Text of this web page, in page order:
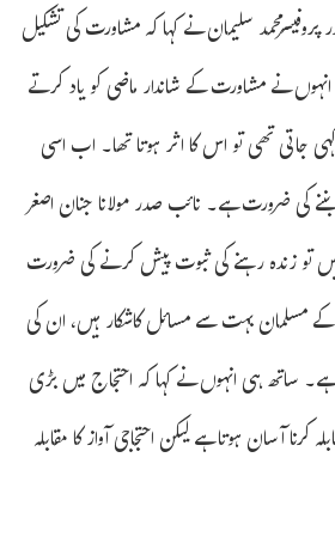
سلیمان نے کہا کہ مشاورت کی تشکیل
نے مشاورت کے شاندار ماضی کو یاد کرتے
جاتی تھی تو اس کا اثر ہوتا تھا۔ اب اسی
کی ضرورت ہے۔ نائب صدر مولانا جنان اصغر
تو زندہ رہنے کی ثبوت پیش کرنے کی ضرورت
کے مسلمان بہت سے مسائل کاشکار ہیں، ان کی
ساتھ ہی انہوں نے کہا کہ احتجاج میں بڑی
کرنا آسان ہوتا ہے لیکن احتجاجی آواز کا مقابلہ